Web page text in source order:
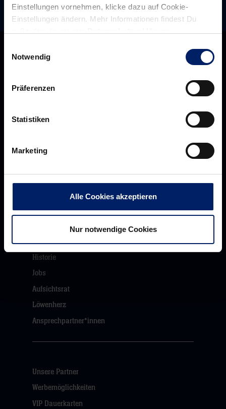
Einstellungen vornehmen, klicke dazu auf Cookie-
Einstellungen ändern. Mehr Informationen findest Du
Notwendig
Präferenzen
Statistiken
Marketing
Alle Cookies akzeptieren
Nur notwendige Cookies
Werte der Löwen
Historie
Jobs
Aufsichtsrat
Löwenherz
Ansprechpartner*innen
Unsere Partner
Werbemöglichkeiten
VIP Dauerkarten